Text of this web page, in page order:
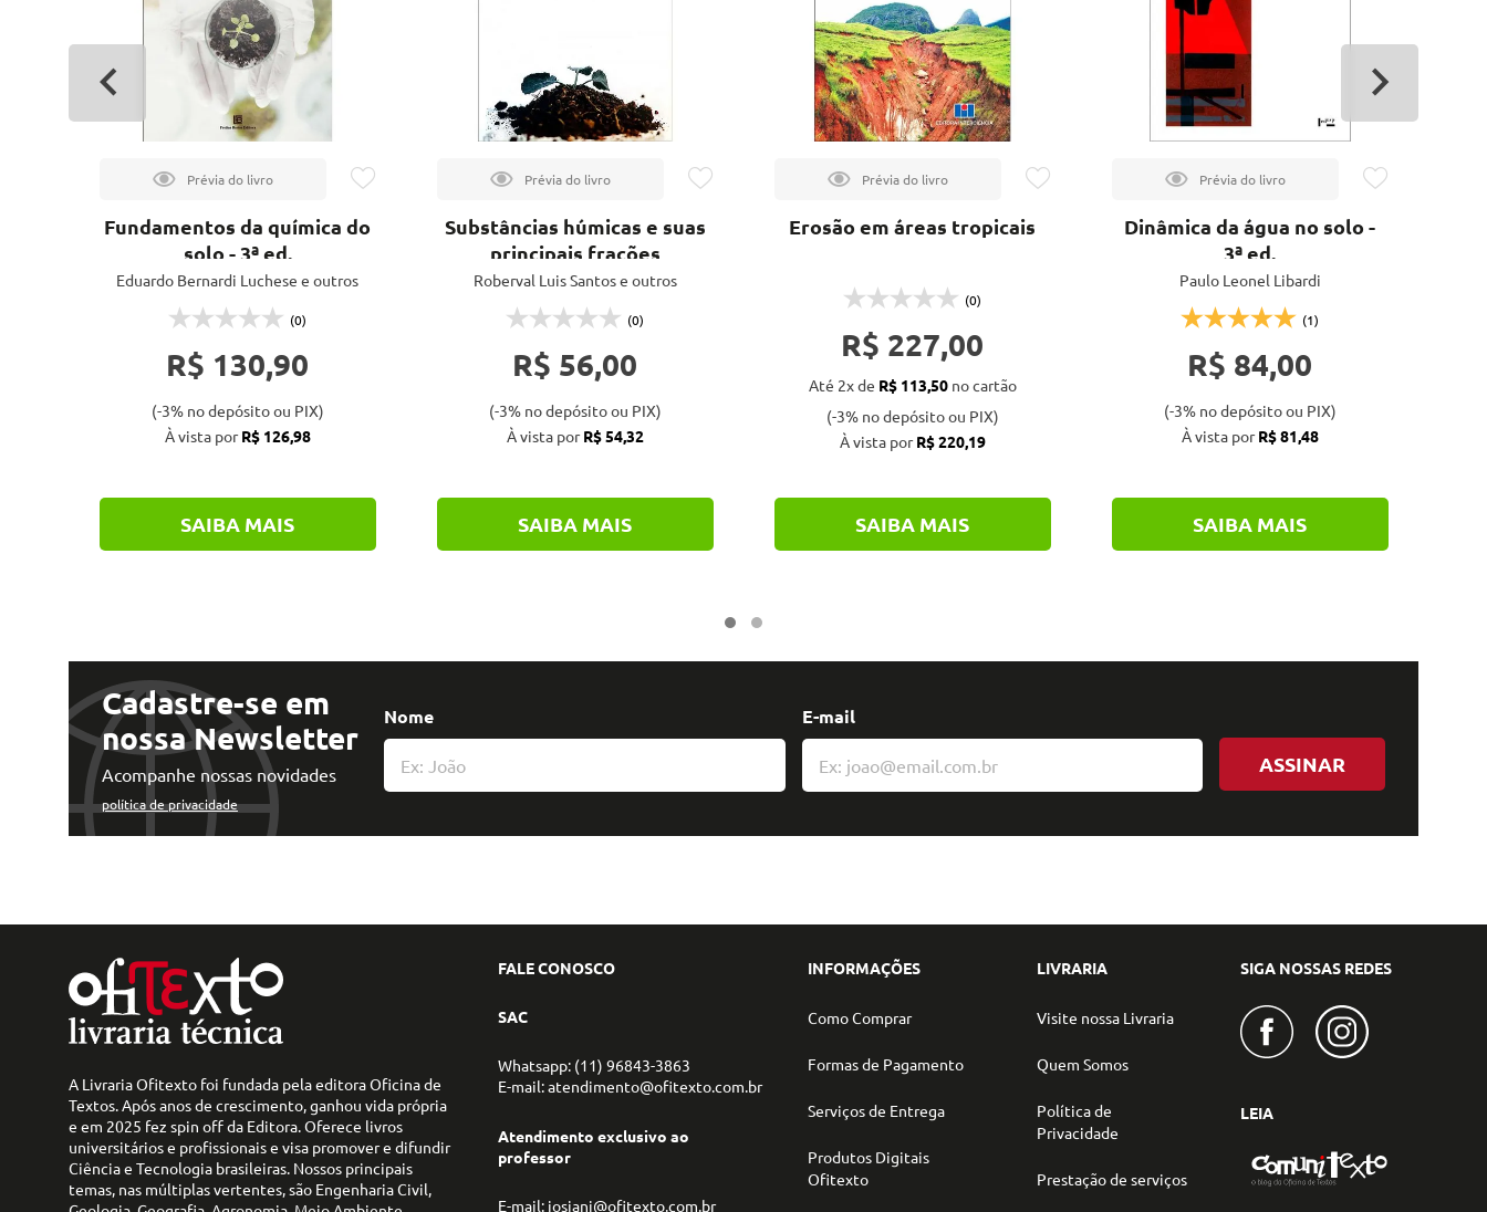
Fundamentos da química do
solo - 3ª ed.
Eduardo Bernardi Luchese e outros
(0)
R$ 130,90
(-3% no depósito ou PIX)
À vista porR$ 126,98
SAIBA MAIS
Substâncias húmicas e suas
principais frações
Roberval Luis Santos e outros
(0)
R$ 56,00
(-3% no depósito ou PIX)
À vista porR$ 54,32
SAIBA MAIS
Erosão em áreas tropicais
(0)
R$ 227,00
Até 2x de R$ 113,50no cartão
(-3% no depósito ou PIX)
À vista porR$ 220,19
SAIBA MAIS
Dinâmica da água no solo -
3ª ed.
Paulo Leonel Libardi
(1)
R$ 84,00
(-3% no depósito ou PIX)
À vista porR$ 81,48
SAIBA MAIS
Cadastre-se em
nossa Newsletter
Acompanhe nossas novidades
política de privacidade
Nome E-mail
ASSINAR
A Livraria Ofitexto foi fundada pela editora Oficina de
Textos. Após anos de crescimento, ganhou vida própria
e em 2025 fez spin off da Editora. Oferece livros
universitários e profissionais e visa promover e difundir
Ciência e Tecnologia brasileiras. Nossos principais
temas, nas múltiplas vertentes, são Engenharia Civil,
FALE CONOSCO
SAC
Whatsapp: (11) 96843-3863
E-mail: atendimento@ofitexto.com.br
Atendimento exclusivo ao
professor
E-mail: josiani@ofitexto.com.br
INFORMAÇÕES
Como Comprar
Formas de Pagamento
Serviços de Entrega
Produtos Digitais
Ofitexto
LIVRARIA
Visite nossa Livraria
Quem Somos
Política de
Privacidade
Prestação de serviços
SIGA NOSSAS REDES
LEIA